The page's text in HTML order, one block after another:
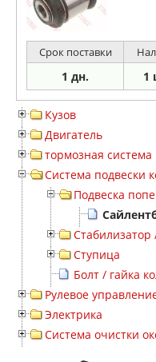
Срок поставки
1 дн. 1
Кузов
Двигатель
тормозная система
Система подвески
Подвеска
Ступица
Болт / гайка
Рулевое
Электрика
Система очистки